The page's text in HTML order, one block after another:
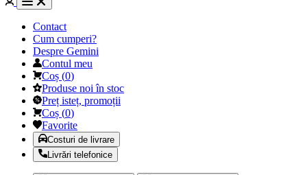
Contact
Cum cumperi?
Despre Gemini
Contul meu
Coș (0)
Produse noi în stoc
Preț isteț, promoții
Coș (0)
Favorite
Costuri de livrare
Livrări telefonice